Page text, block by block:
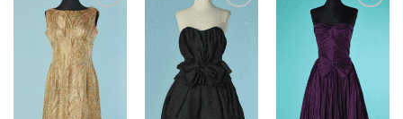
Ajouter
à la liste
d'envies
Ajouter
à la liste
d'envies
Ajouter
à la liste
d'envies